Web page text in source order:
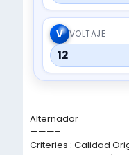
V VOLTAJE
12
Alternador
———–
Criteries : Calidad